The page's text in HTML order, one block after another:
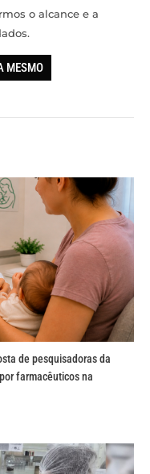
o alcance e a
MESMO
de pesquisadoras da
farmacêuticos na